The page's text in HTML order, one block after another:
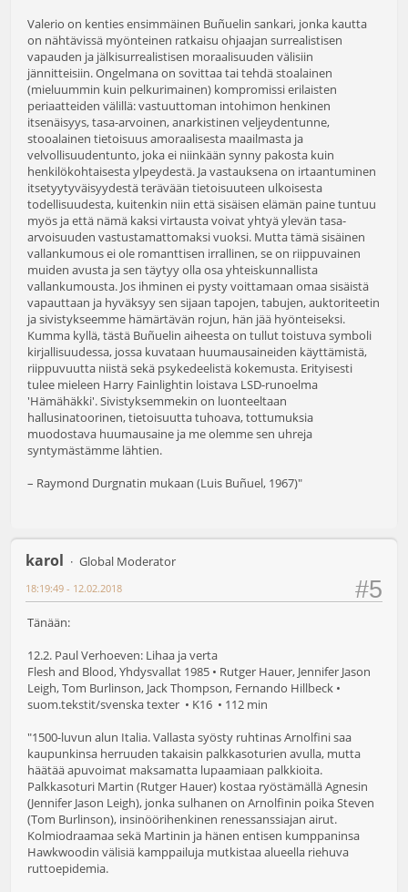
Valerio on kenties ensimmäinen Buñuelin sankari, jonka kautta
on nähtävissä myönteinen ratkaisu ohjaajan surrealistisen
vapauden ja jälkisurrealistisen moraalisuuden välisiin
jännitteisiin. Ongelmana on sovittaa tai tehdä stoalainen
(mieluummin kuin pelkurimainen) kompromissi erilaisten
periaatteiden välillä: vastuuttoman intohimon henkinen
itsenäisyys, tasa-arvoinen, anarkistinen veljeydentunne,
stooalainen tietoisuus amoraalisesta maailmasta ja
velvollisuudentunto, joka ei niinkään synny pakosta kuin
henkilökohtaisesta ylpeydestä. Ja vastauksena on irtaantuminen
itsetyytyväisyydestä terävään tietoisuuteen ulkoisesta
todellisuudesta, kuitenkin niin että sisäisen elämän paine tuntuu
myös ja että nämä kaksi virtausta voivat yhtyä ylevän tasa-
arvoisuuden vastustamattomaksi vuoksi. Mutta tämä sisäinen
vallankumous ei ole romanttisen irrallinen, se on riippuvainen
muiden avusta ja sen täytyy olla osa yhteiskunnallista
vallankumousta. Jos ihminen ei pysty voittamaan omaa sisäistä
vapauttaan ja hyväksyy sen sijaan tapojen, tabujen, auktoriteetin
ja sivistykseemme hämärtävän rojun, hän jää hyönteiseksi.
Kumma kyllä, tästä Buñuelin aiheesta on tullut toistuva symboli
kirjallisuudessa, jossa kuvataan huumausaineiden käyttämistä,
riippuvuutta niistä sekä psykedeelistä kokemusta. Erityisesti
tulee mieleen Harry Fainlightin loistava LSD-runoelma
'Hämähäkki'. Sivistyksemmekin on luonteeltaan
hallusinatoorinen, tietoisuutta tuhoava, tottumuksia
muodostava huumausaine ja me olemme sen uhreja
syntymästämme lähtien.
– Raymond Durgnatin mukaan (Luis Buñuel, 1967)"
karol Global Moderator
#5
18:19:49 - 12.02.2018
Tänään:
12.2. Paul Verhoeven: Lihaa ja verta
Flesh and Blood, Yhdysvallat 1985 • Rutger Hauer, Jennifer Jason
Leigh, Tom Burlinson, Jack Thompson, Fernando Hillbeck •
suom.tekstit/svenska texter • K16 • 112 min
"1500-luvun alun Italia. Vallasta syösty ruhtinas Arnolfini saa
kaupunkinsa herruuden takaisin palkkasoturien avulla, mutta
häätää apuvoimat maksamatta lupaamiaan palkkioita.
Palkkasoturi Martin (Rutger Hauer) kostaa ryöstämällä Agnesin
(Jennifer Jason Leigh), jonka sulhanen on Arnolfinin poika Steven
(Tom Burlinson), insinöörihenkinen renessanssiajan airut.
Kolmiodraamaa sekä Martinin ja hänen entisen kumppaninsa
Hawkwoodin välisiä kamppailuja mutkistaa alueella riehuva
ruttoepidemia.